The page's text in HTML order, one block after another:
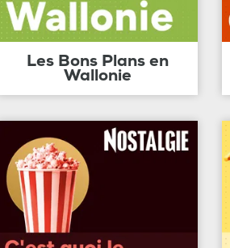
Les Bons Plans en
Wallonie